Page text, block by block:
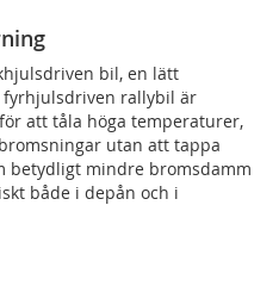
bil, en lätt
rallybil är
att tåla höga temperaturer,
utan att tappa
betydligt mindre bromsdamm
både i depån och i